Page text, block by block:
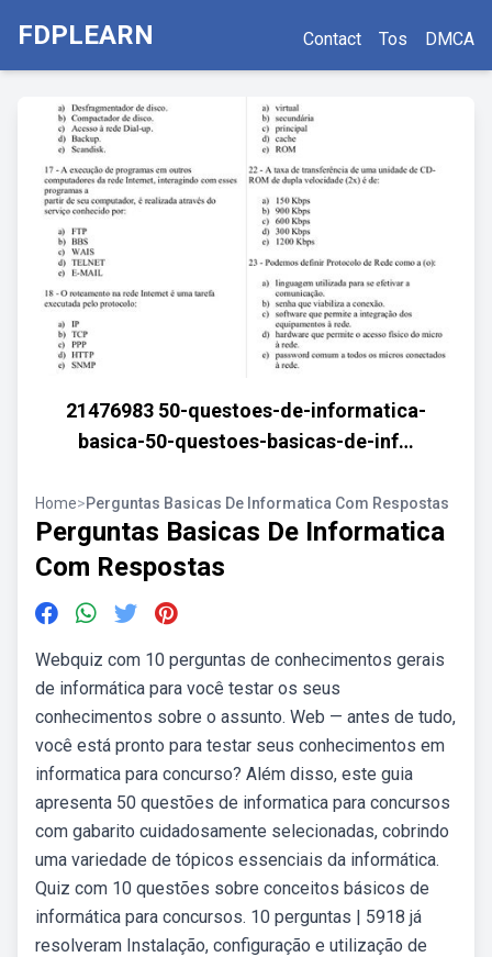
FDPLEARN Contact Tos DMCA
21476983 50-questoes-de-informatica-
basica-50-questoes-basicas-de-inf…
Home>Perguntas Basicas De Informatica Com Respostas
Perguntas Basicas De Informatica
Com Respostas
Webquiz com 10 perguntas de conhecimentos gerais
de informática para você testar os seus
conhecimentos sobre o assunto. Web — antes de tudo,
você está pronto para testar seus conhecimentos em
informatica para concurso? Além disso, este guia
apresenta 50 questões de informatica para concursos
com gabarito cuidadosamente selecionadas, cobrindo
uma variedade de tópicos essenciais da informática.
Quiz com 10 questões sobre conceitos básicos de
informática para concursos. 10 perguntas | 5918 já
resolveram Instalação, configuração e utilização de